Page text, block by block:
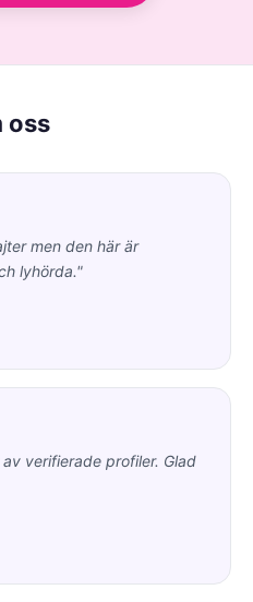
oss
men den här är
lyhörda."
verifierade profiler. Glad